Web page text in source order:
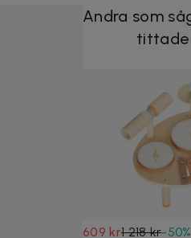
Andra som
tittade
609 kr1 218 kr-50%